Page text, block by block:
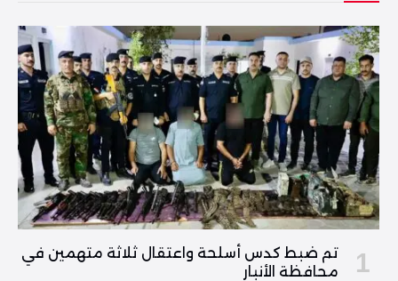
تم ضبط كدس أسلحة واعتقال ثلاثة متهمين في
محافظة الأنبار